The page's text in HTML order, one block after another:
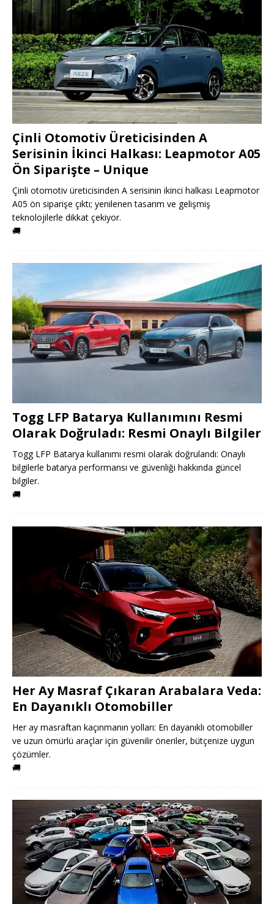
Çinli Otomotiv Üreticisinden A
Serisinin İkinci Halkası: Leapmotor A05
Ön Siparişte – Unique
Çinli otomotiv üreticisinden A serisinin ikinci halkası Leapmotor
A05 ön siparişe çıktı; yenilenen tasarım ve gelişmiş
teknolojilerle dikkat çekiyor.
🚚
Togg LFP Batarya Kullanımını Resmi
Olarak Doğruladı: Resmi Onaylı Bilgiler
Togg LFP Batarya kullanımı resmi olarak doğrulandı: Onaylı
bilgilerle batarya performansı ve güvenliği hakkında güncel
bilgiler.
🚚
Her Ay Masraf Çıkaran Arabalara Veda:
En Dayanıklı Otomobiller
Her ay masraftan kaçınmanın yolları: En dayanıklı otomobiller
ve uzun ömürlü araçlar için güvenilir öneriler, bütçenize uygun
çözümler.
🚚